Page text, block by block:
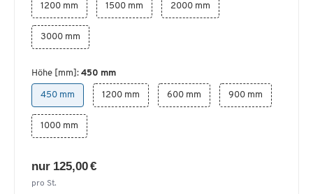
1200 mm 1500 mm 2000 mm
3000 mm
Höhe [mm]: 450 mm
450 mm 1200 mm 600 mm 900 mm
1000 mm
nur 125,00 €
pro St.